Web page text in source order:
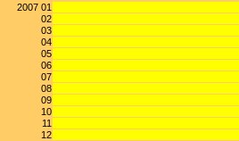
2007 01
02
03
04
05
06
07
08
09
10
11
12